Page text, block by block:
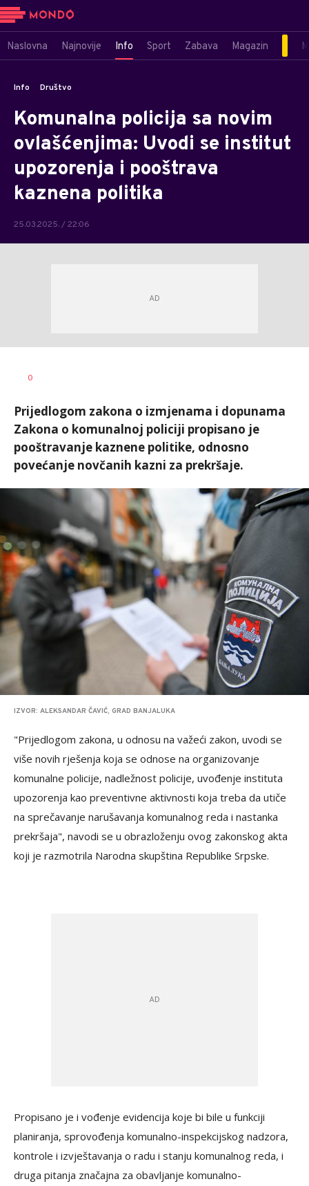
Naslovna Najnovije Info Sport Zabava Magazin
Info Društvo
Komunalna policija sa novim
ovlašćenjima: Uvodi se institut
upozorenja i pooštrava
kaznena politika
25.03.2025. / 22:06
AUTOR
0
Prijedlogom zakona o izmjenama i dopunama
Zakona o komunalnoj policiji propisano je
pooštravanje kaznene politike, odnosno
povećanje novčanih kazni za prekršaje.
IZVOR: ALEKSANDAR ČAVIĆ, GRAD BANJALUKA
"Prijedlogom zakona, u odnosu na važeći zakon, uvodi se
više novih rješenja koja se odnose na organizovanje
komunalne policije, nadležnost policije, uvođenje instituta
upozorenja kao preventivne aktivnosti koja treba da utiče
na sprečavanje narušavanja komunalnog reda i nastanka
prekršaja", navodi se u obrazloženju ovog zakonskog akta
koji je razmotrila Narodna skupština Republike Srpske.
Propisano je i vođenje evidencija koje bi bile u funkciji
planiranja, sprovođenja komunalno-inspekcijskog nadzora,
kontrole i izvještavanja o radu i stanju komunalnog reda, i
druga pitanja značajna za obavljanje komunalno-